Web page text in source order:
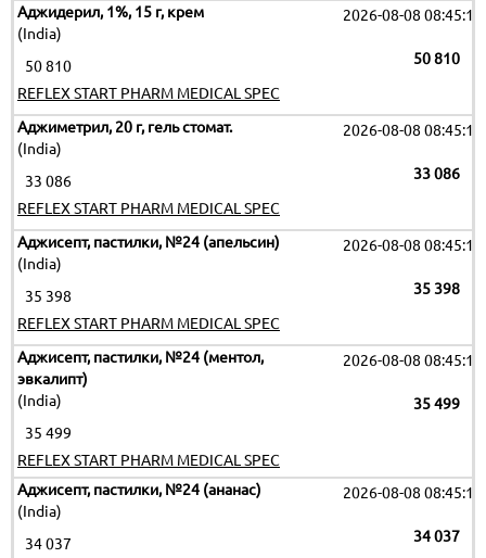
Аджидерил, 1%, 15 г, крем
(India)
2026-08-08 08:45:16
50 810
50 810
REFLEX START PHARM MEDICAL SPEC
Аджиметрил, 20 г, гель стомат.
(India)
2026-08-08 08:45:16
33 086
33 086
REFLEX START PHARM MEDICAL SPEC
Аджисепт, пастилки, №24 (апельсин)
(India)
2026-08-08 08:45:16
35 398
35 398
REFLEX START PHARM MEDICAL SPEC
Аджисепт, пастилки, №24 (ментол,
эвкалипт)
(India)
2026-08-08 08:45:16
35 499
35 499
REFLEX START PHARM MEDICAL SPEC
Аджисепт, пастилки, №24 (ананас)
(India)
2026-08-08 08:45:16
34 037
34 037